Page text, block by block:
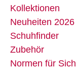
Kollektionen
Neuheiten 2026
Schuhfinder
Zubehör
Normen für